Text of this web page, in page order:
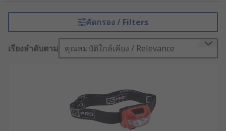
สนิท เช่น ใต้ท้องรถ ภายในเครื่องจักร หรือระหว่างเดิน
ป่าในเวลากลางคืน
ปัจจุบันไฟคาดหัวพัฒนาให้มีหลากหลายฟังก์ชัน ทั้ง
รุ่นยังมีโหมดฉายแสงแบบ Flood, Spot และ Flashing
เพื่อให้เหมาะกับการใช้งานในทุกสถานการณ์ ตั้งแต่
งานซ่อมบำรุงในโรงงาน ไปจนถึงงานกู้ภัยในพื้นที่แสง
น้อย นอกจากนี้ ยังมีไฟฉายกันระเบิดแบบคาดหัว
คัดกรอง / Filters
เรียงลำดับตาม คุณสมบัติใกล้เคียง / Relevance